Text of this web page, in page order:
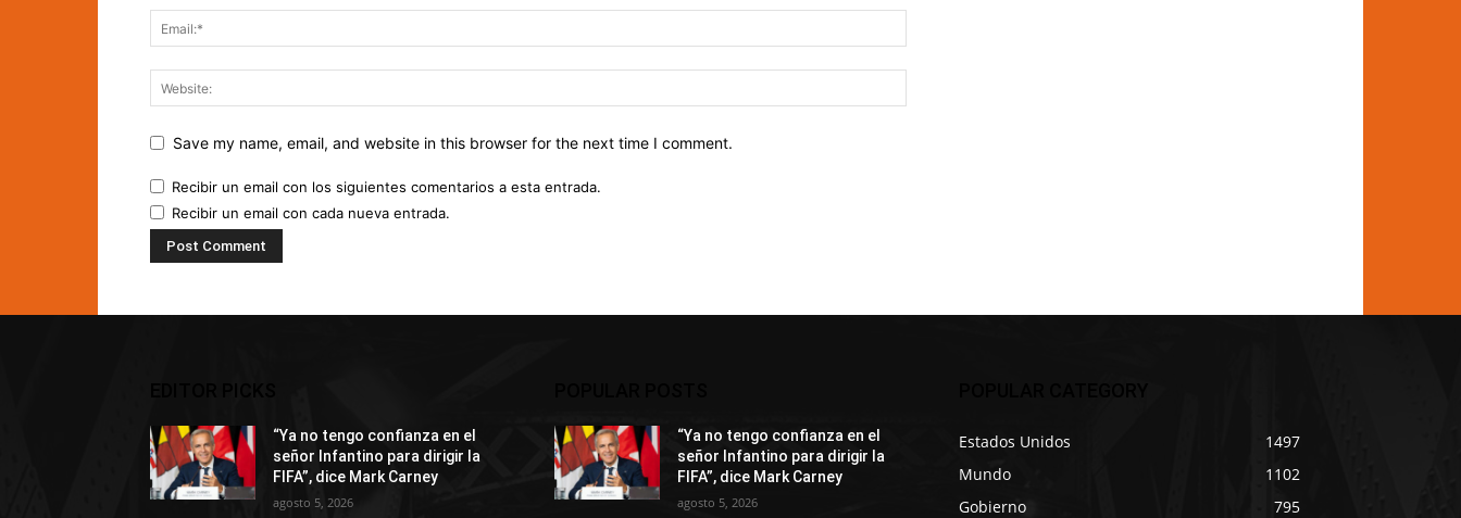
Save my name, email, and website in this browser for the next time I comment.
Recibir un email con los siguientes comentarios a esta entrada.
Recibir un email con cada nueva entrada.
“Ya no tengo confianza en el
señor Infantino para dirigir la
FIFA”, dice Mark Carney
agosto 5, 2026
“Ya no tengo confianza en el
señor Infantino para dirigir la
FIFA”, dice Mark Carney
agosto 5, 2026
Estados Unidos
1497
Mundo
1102
Gobierno
795